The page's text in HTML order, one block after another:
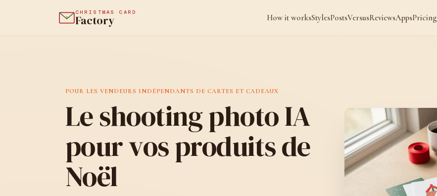
POUR LES VENDEURS INDÉPENDANTS DE CARTES ET CADEAUX
Le shooting photo IA
pour vos produits de
Noël
CHRISTMAS CARD
Factory How it worksStylesPostsVersusReviewsAppsPricing